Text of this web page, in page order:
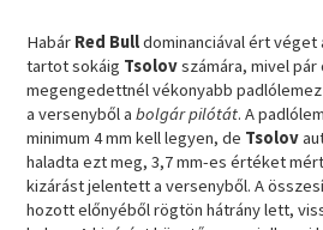
Habár Red Bulldominanciával ért véget
tartot sokáig Tsolovszámára, mivel pár
megengedettnél vékonyabb
a versenyből a bolgár pilótát. A
minimum 4 mm kell legyen, de Tsolov
haladta ezt meg, 3,7 mm-es értéket
kizárást jelentett a versenyből. A
hozott előnyéből rögtön hátrány lett,